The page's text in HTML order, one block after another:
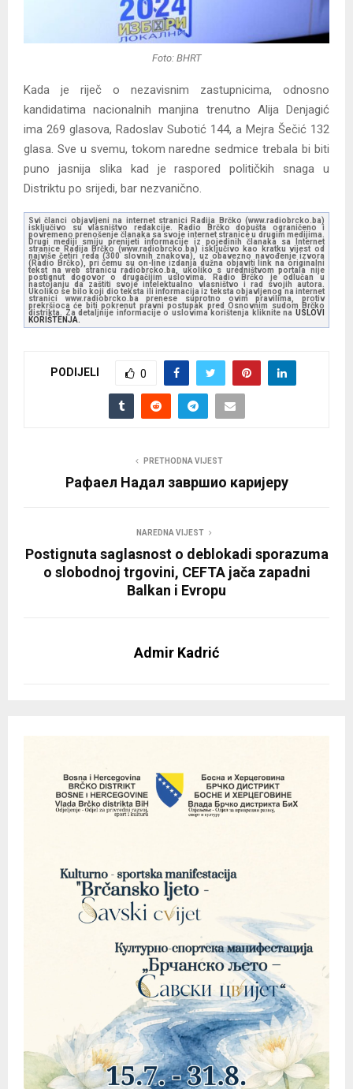
Foto: BHRT
Kada je riječ o nezavisnim zastupnicima, odnosno
kandidatima nacionalnih manjina trenutno Alija Denjagić
ima 269 glasova, Radoslav Subotić 144, a Mejra Šečić 132
glasa. Sve u svemu, tokom naredne sedmice trebala bi biti
puno jasnija slika kad je raspored političkih snaga u
Distriktu po srijedi, bar nezvanično.
Svi članci objavljeni na internet stranici Radija Brčko (www.radiobrcko.ba)
isključivo su vlasništvo redakcije. Radio Brčko dopušta ograničeno i
povremeno prenošenje članaka sa svoje internet stranice u drugim medijima.
Drugi mediji smiju prenijeti informacije iz pojedinih članaka sa Internet
stranice Radija Brčko (www.radiobrcko.ba) isključivo kao kratku vijest od
najviše četiri reda (300 slovnih znakova), uz obavezno navođenje izvora
(Radio Brčko), pri čemu su on-line izdanja dužna objaviti link na originalni
tekst na web stranicu radiobrcko.ba, ukoliko s uredništvom portala nije
postignut dogovor o drugačijim uslovima. Radio Brčko je odlučan u
nastojanju da zaštiti svoje intelektualno vlasništvo i rad svojih autora.
Ukoliko se bilo koji dio teksta ili informacija iz teksta objavljenog na internet
stranici www.radiobrcko.ba prenese suprotno ovim pravilima, protiv
prekršioca će biti pokrenut pravni postupak pred Osnovnim sudom Brčko
distrikta. Za detaljnije informacije o uslovima korištenja kliknite na USLOVI
KORIŠTENJA.
PODIJELI 0
PRETHODNA VIJEST
Рафаел Надал завршио каријеру
NAREDNA VIJEST
Postignuta saglasnost o deblokadi sporazuma
o slobodnoj trgovini, CEFTA jača zapadni
Balkan i Evropu
Admir Kadrić